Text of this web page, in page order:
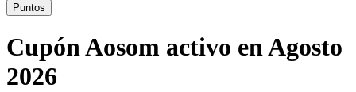
Booking.com
Vacaciones y
Transporte
Puntos
Cupón Aosom activo en Agosto
2026